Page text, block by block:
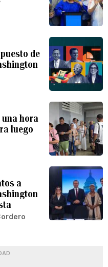
de
hora
luego
a